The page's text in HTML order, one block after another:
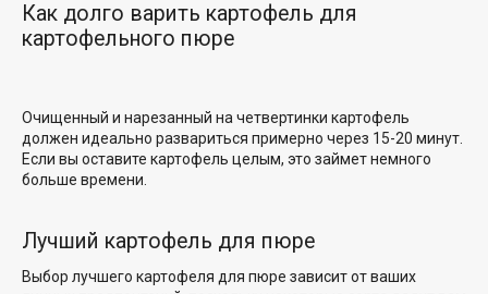
Как долго варить картофель для
картофельного пюре
Очищенный и нарезанный на четвертинки картофель
должен идеально развариться примерно через 15-20 минут.
Если вы оставите картофель целым, это займет немного
больше времени.
Лучший картофель для пюре
Выбор лучшего картофеля для пюре зависит от ваших